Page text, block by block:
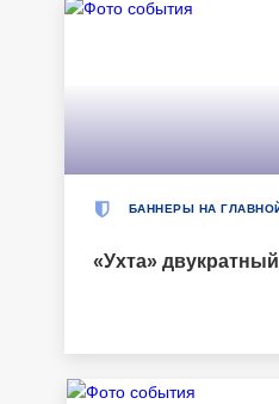
БАННЕРЫ НА
«Ухта»